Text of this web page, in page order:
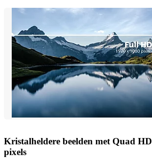
Kristalheldere beelden met Quad
pixels